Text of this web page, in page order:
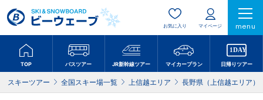
お気に入り マイページ menu
TOP バスツアー JR新幹線ツアー マイカープラン 日帰りツアー
スキーツアー 全国スキー場一覧 上信越エリア 長野県（上信越エリア）